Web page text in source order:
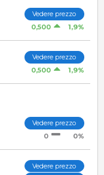
Vedere prezzo
0,500
1,9%
Vedere prezzo
0,500
1,9%
Vedere prezzo
0
0%
Vedere prezzo